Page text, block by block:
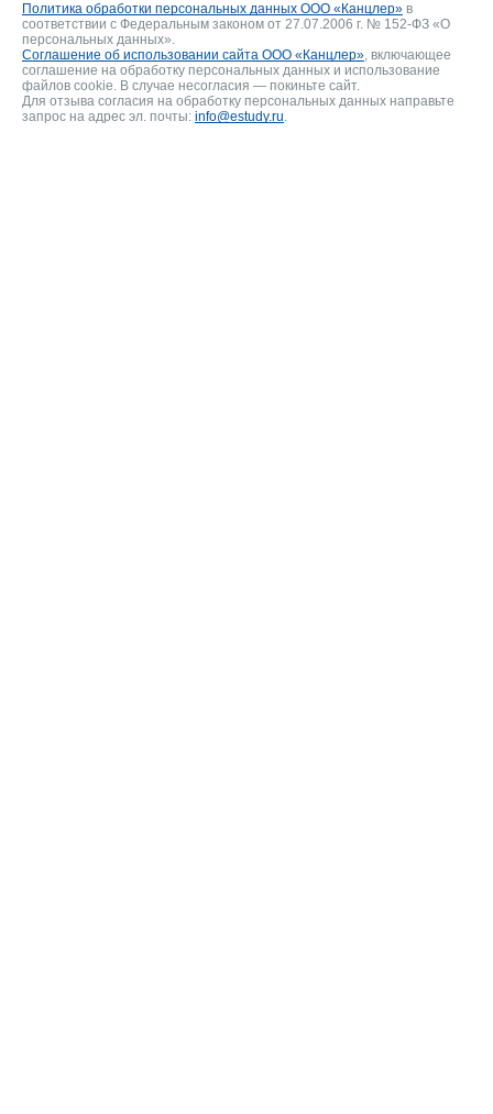
Политика обработки персональных данных ООО «Канцлер» в
соответствии с Федеральным законом от 27.07.2006 г. № 152-ФЗ «О
персональных данных».
Соглашение об использовании сайта ООО «Канцлер», включающее
соглашение на обработку персональных данных и использование
файлов cookie. В случае несогласия — покиньте сайт.
Для отзыва согласия на обработку персональных данных направьте
запрос на адрес эл. почты: info@estudy.ru.